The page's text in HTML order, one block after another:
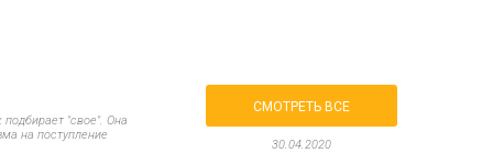
"свое". Она
на поступление
СМОТРЕТЬ ВСЕ
30.04.2020